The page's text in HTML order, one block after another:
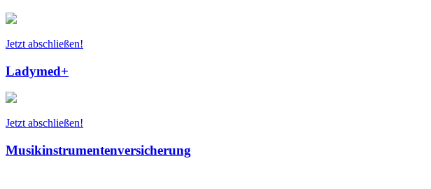
Jetzt abschließen!
Ladymed+
Jetzt abschließen!
Musikinstrumentenversicherung